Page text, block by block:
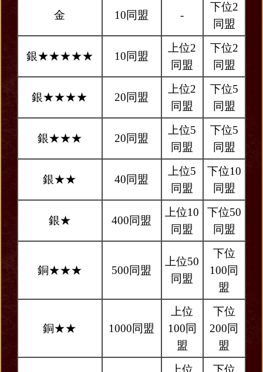
金 10同盟 -
下位2
同盟
銀★★★★★ 10同盟
上位2
同盟
下位2
同盟
銀★★★★ 20同盟
上位2
同盟
下位5
同盟
銀★★★ 20同盟
上位5
同盟
下位5
同盟
銀★★ 40同盟
上位5
同盟
下位10
同盟
銀★ 400同盟
上位10
同盟
下位50
同盟
銅★★★ 500同盟
上位50
同盟
下位
100同
盟
銅★★ 1000同盟
上位
100同
盟
下位
200同
盟